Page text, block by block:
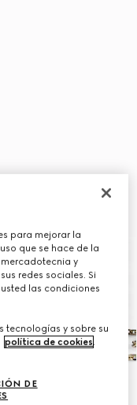
para mejorar la
que se hace de la
y
redes sociales. Si
las condiciones
tecnologías y sobre su
política de cookies.
DE